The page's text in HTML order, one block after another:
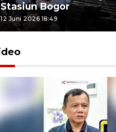
Stasiun Bogor
12 Juni 2026 18:49